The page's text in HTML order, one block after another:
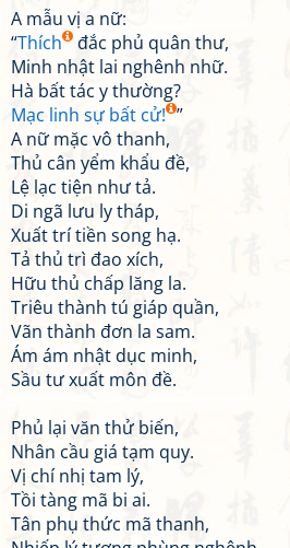
A mẫu vị a nữ:
“Thích
đắc phủ quân thư,
Minh nhật lai nghênh nhữ.
Hà bất tác y thường?
Mạc linh sự bất cử! ”
A nữ mặc vô thanh,
Thủ cân yểm khẩu đề,
Lệ lạc tiện như tả.
Di ngã lưu ly tháp,
Xuất trí tiền song hạ.
Tả thủ trì đao xích,
Hữu thủ chấp lăng la.
Triêu thành tú giáp quần,
Vãn thành đơn la sam.
Ám ám nhật dục minh,
Sầu tư xuất môn đề.
Phủ lại văn thử biến,
Nhân cầu giá tạm quy.
Vị chí nhị tam lý,
Tồi tàng mã bi ai.
Tân phụ thức mã thanh,